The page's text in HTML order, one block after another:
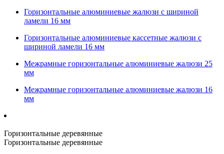
Горизонтальные алюминиевые жалюзи с шириной
ламели 16 мм
Горизонтальные алюминиевые кассетные жалюзи с
шириной ламели 16 мм
Межрамные горизонтальные алюминиевые жалюзи 25
мм
Межрамные горизонтальные алюминиевые жалюзи 16
мм
Горизонтальные деревянные
Горизонтальные деревянные